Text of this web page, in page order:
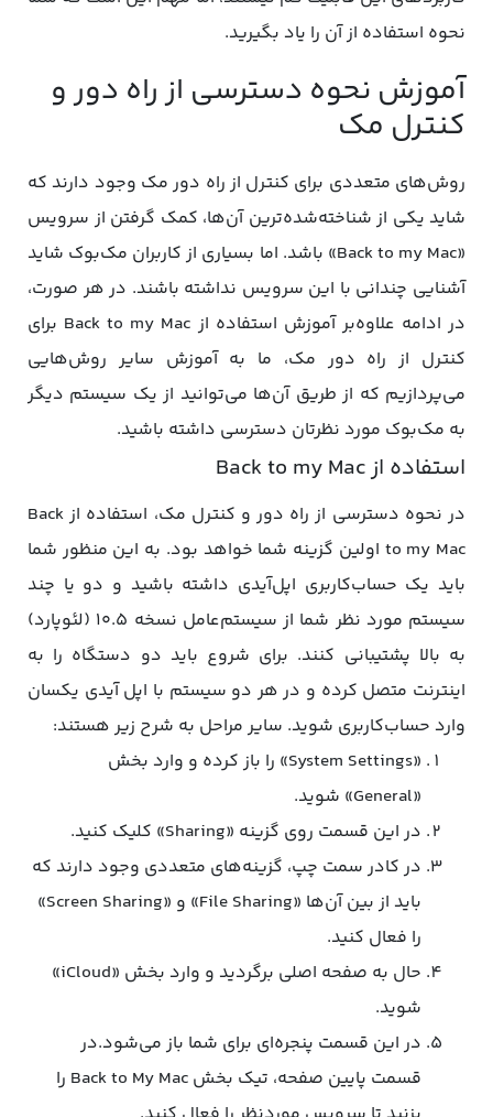
نحوه استفاده از آن را یاد بگیرید.
آموزش نحوه دسترسی از راه دور و
کنترل مک
روش‌های متعددی برای کنترل از راه دور مک وجود دارند که
شاید یکی از شناخته‌شده‌ترین آن‌ها، کمک گرفتن از سرویس
«Back to my Mac» باشد. اما بسیاری از کاربران مک‌بوک شاید
آشنایی چندانی با این سرویس نداشته باشند. در هر صورت،
در ادامه علاوه‌بر آموزش استفاده از Back to my Mac برای
کنترل از راه دور مک، ما به آموزش سایر روش‌هایی
می‌پردازیم که از طریق آن‌ها می‌توانید از یک سیستم دیگر
به مک‌بوک مورد نظرتان دسترسی داشته باشید.
استفاده از Back to my Mac
در نحوه دسترسی از راه دور و کنترل مک، استفاده از Back
to my Mac اولین گزینه‌ شما خواهد بود. به این منظور شما
باید یک حساب‌کاربری اپل‌آیدی داشته باشید و دو یا چند
سیستم مورد نظر شما از سیستم‌عامل نسخه ۱۰.۵ (لئوپارد)
به بالا پشتیبانی کنند. برای شروع باید دو دستگاه را به
اینترنت متصل کرده و در هر دو سیستم با اپل آیدی یکسان
وارد حساب‌کاربری شوید. سایر مراحل به شرح زیر هستند:
«System Settings» را باز کرده و وارد بخش
«General» شوید.
در این قسمت روی گزینه «Sharing» کلیک کنید.
در کادر سمت چپ، گزینه‌های متعددی وجود دارند که
باید از بین آن‌ها «File Sharing» و «Screen Sharing»
را فعال کنید.
حال به صفحه اصلی برگردید و وارد بخش «iCloud»
شوید.
در این قسمت پنجره‌ای برای شما باز می‌شود.در
قسمت پایین صفحه، تیک بخش Back to My Mac را